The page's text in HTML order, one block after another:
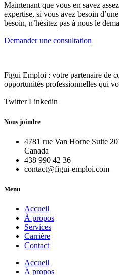
Maintenant que vous en savez
expertise, si vous avez besoin
besoin, n’hésitez pas à nous le
Demander une consultation
Figui Emploi : votre partenaire de
opportunités professionnelles qui
Twitter Linkedin
Nous joindre
4781 rue Van Horne Suite
Canada
438 990 42 36
contact@figui-emploi.com
Menu
Accueil
À propos
Services
Carrière
Contact
Accueil
À propos